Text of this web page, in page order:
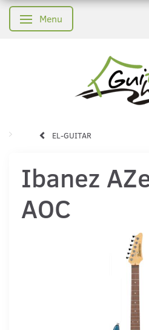
Skifte navigation
Menu
EL-GUITAR
Ibanez
AOC